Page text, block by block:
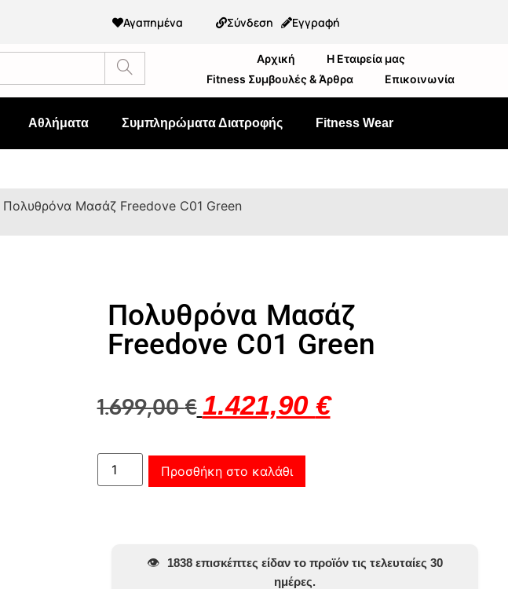
Αγαπημένα Σύνδεση Εγγραφή
Αρχική
Η Εταιρεία μας
Fitness Συμβουλές & Άρθρα
Επικοινωνία
Αθλήματα Συμπληρώματα Διατροφής Fitness Wear
Πολυθρόνα Μασάζ Freedove C01 Green
Πολυθρόνα Μασάζ
Freedove C01 Green
1.699,00€ 1.421,90 €
Προσθήκη στο καλάθι
👁️
1838 επισκέπτες είδαν το προϊόν τις τελευταίες 30
ημέρες.